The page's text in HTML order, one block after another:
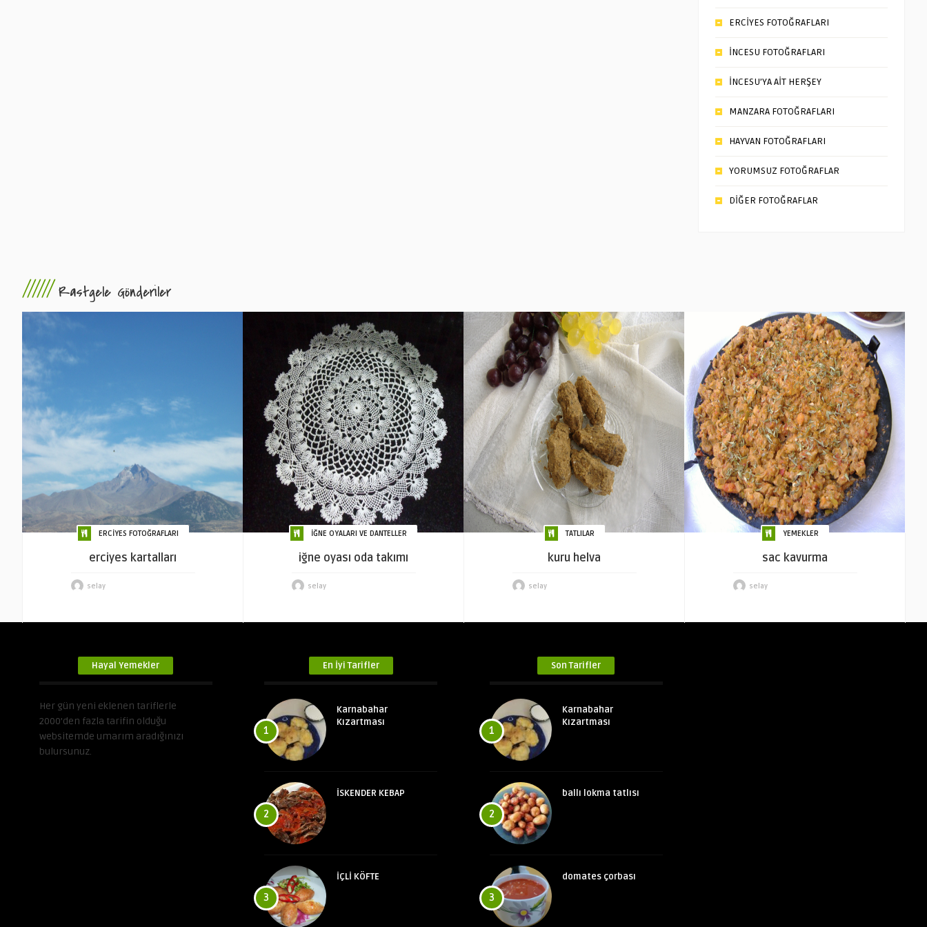
ERCİYES FOTOĞRAFLARI
İNCESU FOTOĞRAFLARI
İNCESU’YA AİT HERŞEY
MANZARA FOTOĞRAFLARI
HAYVAN FOTOĞRAFLARI
YORUMSUZ FOTOĞRAFLAR
DİĞER FOTOĞRAFLAR
////// Rastgele Gönderiler
ERCİYES FOTOĞRAFLARI
erciyes kartalları
selay
İĞNE OYALARI VE DANTELLER
iğne oyası oda takımı
selay
TATLILAR
kuru helva
selay
YEMEKLER
sac kavurma
selay
Hayal Yemekler
Her gün yeni eklenen tariflerle
2000’den fazla tarifin olduğu
websitemde umarım aradığınızı
bulursunuz.
En İyi Tarifler
1
Karnabahar
Kızartması
2
İSKENDER KEBAP
3
İÇLİ KÖFTE
Son Tarifler
1
Karnabahar
Kızartması
2
ballı lokma tatlısı
3
domates çorbası